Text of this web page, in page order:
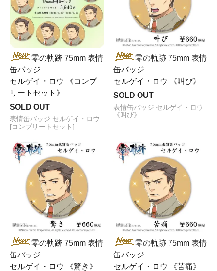
零の軌跡 75mm 表情
缶バッジ
セルゲイ・ロウ 《コンプ
リートセット》
SOLD OUT
表情缶バッジ セルゲイ・ロウ
[コンプリートセット]
零の軌跡 75mm 表情
缶バッジ
セルゲイ・ロウ 《叫び》
SOLD OUT
表情缶バッジ セルゲイ・ロウ
《叫び》
零の軌跡 75mm 表情
缶バッジ
セルゲイ・ロウ 《驚き》
零の軌跡 75mm 表情
缶バッジ
セルゲイ・ロウ 《苦痛》